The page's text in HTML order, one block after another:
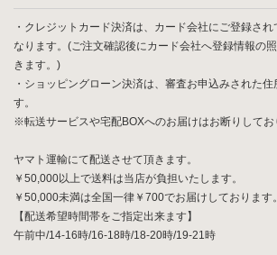
・クレジットカード決済は、カード会社にご登録さ
なります。(ご注文確認後にカード会社へ登録情報の
きます。)
・ショッピングローン決済は、審査お申込みされた住
す。
※転送サービスや宅配BOXへのお届けはお断りしてお
ヤマト運輸にて配送させて頂きます。
￥50,000以上で送料は当店が負担いたします。
￥50,000未満は全国一律￥700でお届けしております。
【配送希望時間帯をご指定出来ます】
午前中/14-16時/16-18時/18-20時/19-21時